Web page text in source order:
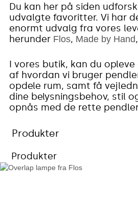
Du kan her på siden
udvalgte favoritter. Vi har
enormt udvalg fra vores
herunder Flos, Made by Hand,
I vores butik, kan du
af hvordan vi bruger
opdele rum, samt få
dine belysningsbehov, stil
opnås med de rette
Produkter
Produkter